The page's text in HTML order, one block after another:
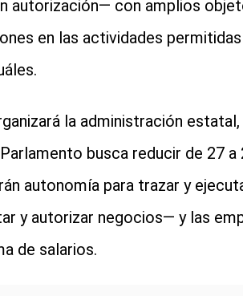
autorización— con amplios
en las actividades
la administración
busca reducir de 27
autonomía para trazar y
y autorizar negocios— y las
de salarios.